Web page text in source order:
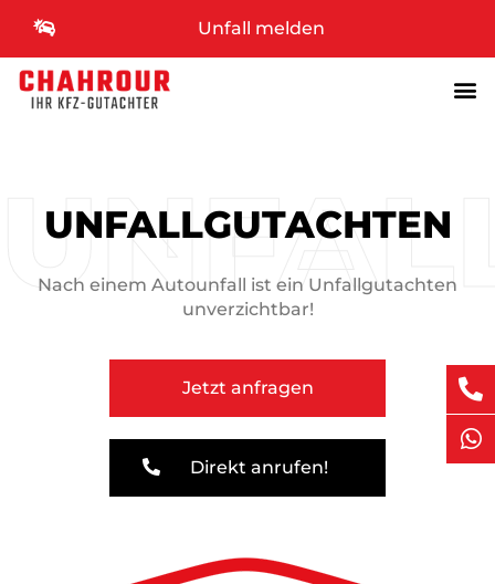
Unfall melden
UNFALL­GUTACHTEN
Nach einem Autounfall ist ein Unfallgutachten
unverzichtbar!
Jetzt anfragen
Direkt anrufen!